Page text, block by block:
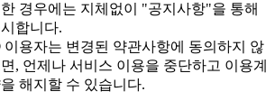
경우에는 지체없이 "공지사항"을 통해
합니다.
용자는 변경된 약관사항에 동의하지 않
, 언제나 서비스 이용을 중단하고 이용계
해지할 수 있습니다.